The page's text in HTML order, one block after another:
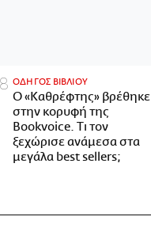
ΟΔΗΓΟΣ ΒΙΒΛΙΟΥ
Ο «Καθρέφτης» βρέθηκε
στην κορυφή της
Bookvoice. Τι τον
ξεχώρισε ανάμεσα στα
μεγάλα best sellers;